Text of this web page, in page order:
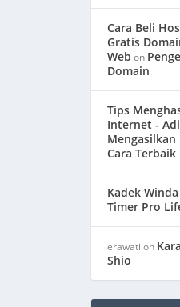
Cara Beli
Gratis
Web on
Domain
Tips
Internet -
Mengasilkan
Cara Terbaik
Kadek Winda
Timer Pro
erawati on
Shio